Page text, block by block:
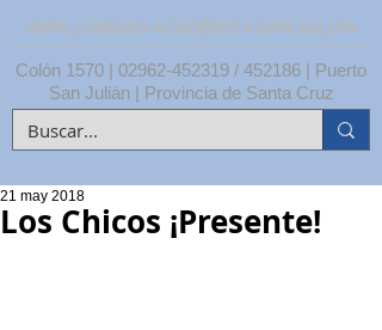
UNPA | UNIDAD ACADÉMICA SAN JULIÁN
Colón 1570 | 02962-452319 / 452186 | Puerto
San Julián | Provincia de Santa Cruz
Los Chicos ¡Presente!
21 may 2018